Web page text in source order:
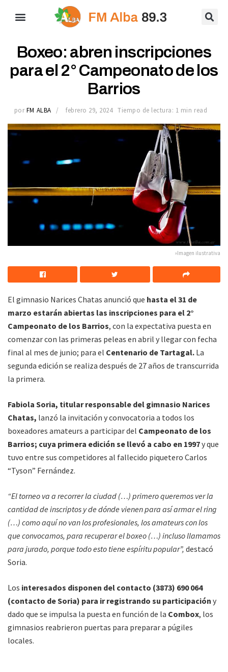
Boxeo: abren inscripciones
para el 2° Campeonato de los
Barrios
por FM ALBA febrero 29, 2024 Tiempo de lectura: 1 min read
»Imagen ilustrativa
El gimnasio Narices Chatas anunció que hasta el 31 de
marzo estarán abiertas las inscripciones para el 2°
Campeonato de los Barrios, con la expectativa puesta en
comenzar con las primeras peleas en abril y llegar con fecha
final al mes de junio; para el Centenario de Tartagal. La
segunda edición se realiza después de 27 años de transcurrida
la primera.
Fabiola Soria, titular responsable del gimnasio Narices
Chatas, lanzó la invitación y convocatoria a todos los
boxeadores amateurs a participar del Campeonato de los
Barrios; cuya primera edición se llevó a cabo en 1997y que
tuvo entre sus competidores al fallecido piquetero Carlos
“Tyson” Fernández.
“El torneo va a recorrer la ciudad (…) primero queremos ver la
cantidad de inscriptos y de dónde vienen para así armar el ring
(…) como aquí no van los profesionales, los amateurs con los
que convocamos, para recuperar el boxeo (…) incluso llamamos
para jurado, porque todo esto tiene espíritu popular”, destacó
Soria.
Los interesados disponen del contacto (3873) 690 064
(contacto de Soria) para ir registrando su participación y
dado que se impulsa la puesta en función de la Combox, los
gimnasios reabrieron puertas para preparar a púgiles
locales.